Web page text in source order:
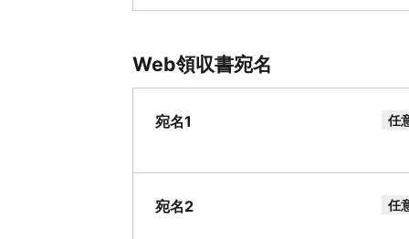
Web領収書宛名
宛名1 任
宛名2 任